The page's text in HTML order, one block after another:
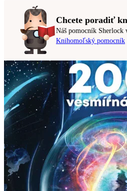
Chcete poradiť
Náš pomocník Sherlock
Knihomoľský pomocník